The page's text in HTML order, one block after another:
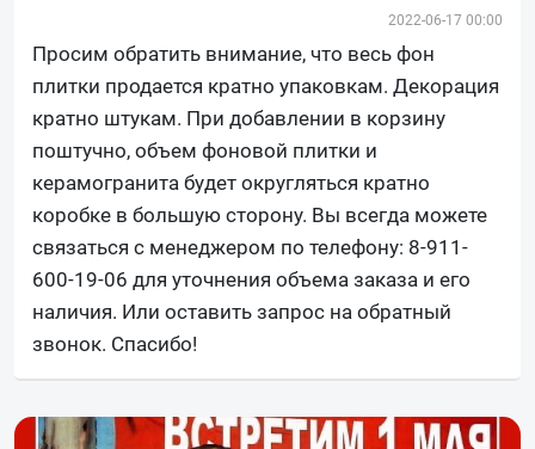
2022-06-17 00:00
Просим обратить внимание, что весь фон
плитки продается кратно упаковкам. Декорация
кратно штукам. При добавлении в корзину
поштучно, объем фоновой плитки и
керамогранита будет округляться кратно
коробке в большую сторону. Вы всегда можете
связаться с менеджером по телефону: 8-911-
600-19-06 для уточнения объема заказа и его
наличия. Или оставить запрос на обратный
звонок. Спасибо!